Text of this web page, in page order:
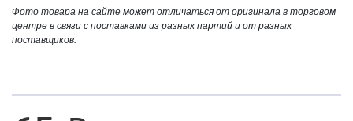
Фото товара на сайте может отличаться от оригинала в торговом
центре в связи с поставками из разных партий и от разных
поставщиков.